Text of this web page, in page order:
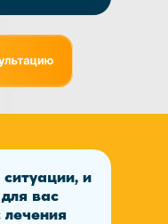
и
вас
лечения